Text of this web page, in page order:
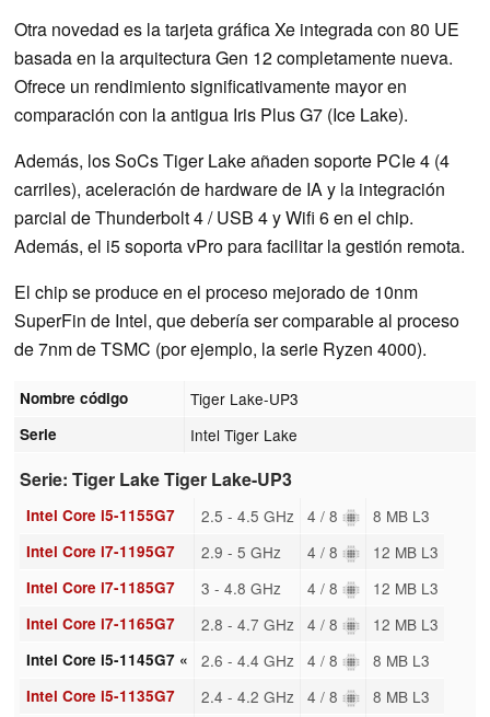
Otra novedad es la tarjeta gráfica Xe integrada con 80 UE
basada en la arquitectura Gen 12 completamente nueva.
Ofrece un rendimiento significativamente mayor en
comparación con la antigua Iris Plus G7 (Ice Lake).
Además, los SoCs Tiger Lake añaden soporte PCIe 4 (4
carriles), aceleración de hardware de IA y la integración
parcial de Thunderbolt 4 / USB 4 y Wifi 6 en el chip.
Además, el i5 soporta vPro para facilitar la gestión remota.
El chip se produce en el proceso mejorado de 10nm
SuperFin de Intel, que debería ser comparable al proceso
de 7nm de TSMC (por ejemplo, la serie Ryzen 4000).
Nombre código Tiger Lake-UP3
Serie Intel Tiger Lake
Serie: Tiger Lake Tiger Lake-UP3
Intel Core i5-1155G7 2.5 - 4.5 GHz 4 / 8 8 MB L3
Intel Core i7-1195G7 2.9 - 5 GHz 4 / 8 12 MB L3
Intel Core i7-1185G7 3 - 4.8 GHz 4 / 8 12 MB L3
Intel Core i7-1165G7 2.8 - 4.7 GHz 4 / 8 12 MB L3
Intel Core i5-1145G7 « 2.6 - 4.4 GHz 4 / 8 8 MB L3
Intel Core i5-1135G7 2.4 - 4.2 GHz 4 / 8 8 MB L3